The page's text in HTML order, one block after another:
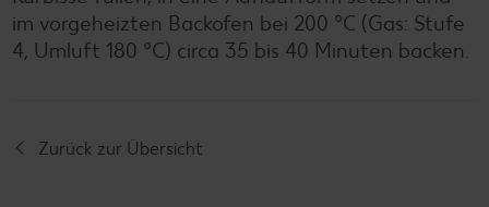
im vorgeheizten Backofen bei 200 °C (Gas: Stufe
4, Umluft 180 °C) circa 35 bis 40 Minuten backen.
Zurück zur Übersicht